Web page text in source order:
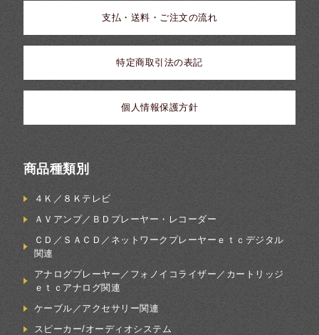
支払・送料・ご注文の流れ
特定商取引法の表記
個人情報保護方針
商品種類別
４Ｋ／８Ｋテレビ
ＡＶアンプ／ＢＤプレーヤー・レコーダー
ＣＤ／ＳＡＣＤ／ネットワークプレーヤーｅｔｃデジタル
関連
アナログプレーヤー／フォノイコライザー／カートリッジ
ｅｔｃアナログ関連
ケーブル／アクセサリー関連
スピーカー/オーディオシステム